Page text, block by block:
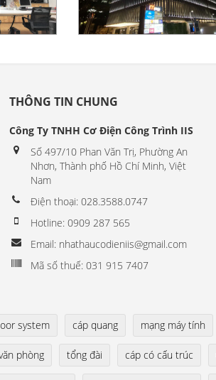
THÔNG TIN CHUNG
Công Ty TNHH Cơ Điện Công Trình IIS
Số 497/10 Phan Văn Trị, Phường An
Nhơn, Thành phố Hồ Chí Minh, Việt
Nam
Điện thoại: 028.3588.0747
Hotline: 0909 287 565
Email: nhathaucodieniis@gmail.com
Mã số thuế: 031 915 7407
system cáp quang mạng máy tính
phòng tổng đài cáp có cấu trúc